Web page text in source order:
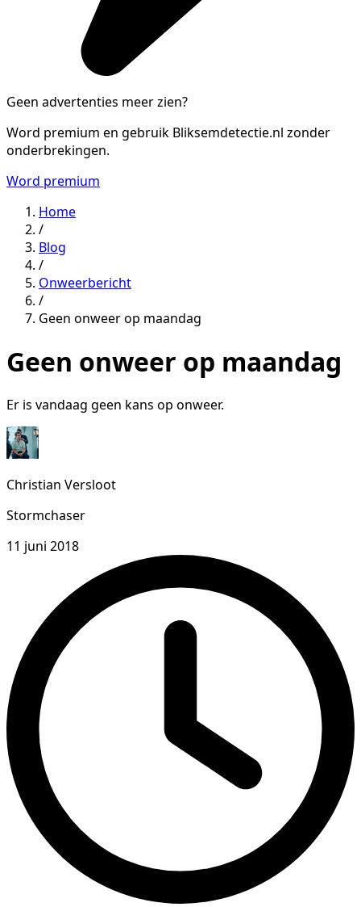
Geen advertenties meer zien?
Word premium en gebruik Bliksemdetectie.nl zonder
onderbrekingen.
Word premium
Home
/
Blog
/
Onweerbericht
/
Geen onweer op maandag
Geen onweer op maandag
Er is vandaag geen kans op onweer.
Christian Versloot
Stormchaser
11 juni 2018